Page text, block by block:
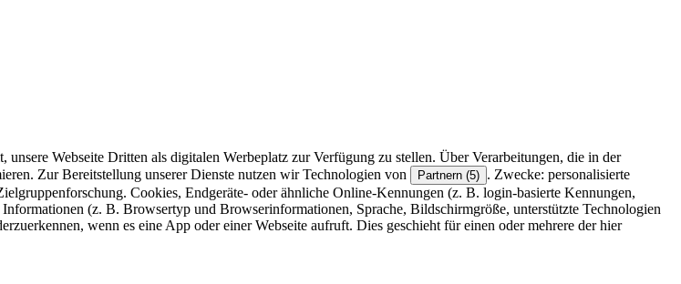
Webseite Dritten als digitalen Werbeplatz zur Verfügung zu stellen. Über Verarbeitungen, die in der
Zur Bereitstellung unserer Dienste nutzen wir Technologien von Partnern (5) . Zwecke: personalisierte
Cookies, Endgeräte- oder ähnliche Online-Kennungen (z. B. login-basierte Kennungen,
(z. B. Browsertyp und Browserinformationen, Sprache, Bildschirmgröße, unterstützte Technologien
wenn es eine App oder einer Webseite aufruft. Dies geschieht für einen oder mehrere der hier